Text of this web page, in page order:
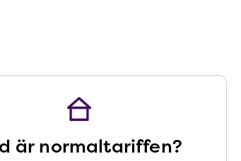
är normaltariffen?